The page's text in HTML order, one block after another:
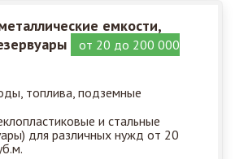
емкости,
от 20 до 200 000
и стальные
для различных нужд от 20